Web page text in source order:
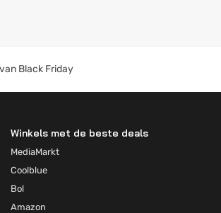
Black Friday
Winkels met de beste deals
MediaMarkt
Coolblue
Bol
Amazon